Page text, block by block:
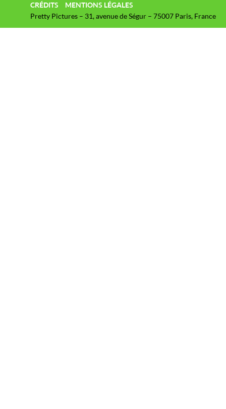
CRÉDITS
MENTIONS LÉGALES
Pretty Pictures – 31, avenue de Ségur – 75007 Paris, France